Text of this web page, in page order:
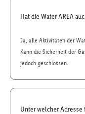
Hat die Water AREA
Ja, alle Aktivitäten der
Kann die Sicherheit der
jedoch geschlossen.
Unter welcher Adresse